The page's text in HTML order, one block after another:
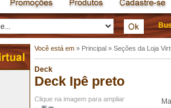
Você está em » Principal » Seções da Loja
Deck
Deck Ipê preto
Clique na imagem para ampliar